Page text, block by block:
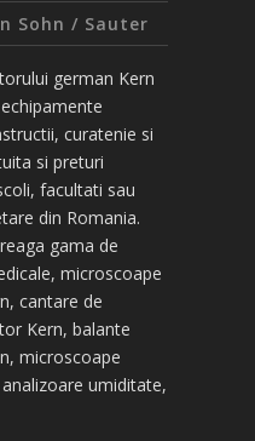
Sohn / Sauter
german Kern
curatenie si
si preturi
facultati sau
din Romania.
gama de
microscoape
cantare de
Kern, balante
microscoape
umiditate,